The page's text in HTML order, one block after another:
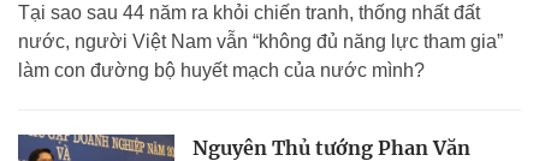
Tại sao sau 44 năm ra khỏi chiến tranh, thống nhất đất
nước, người Việt Nam vẫn “không đủ năng lực tham gia”
làm con đường bộ huyết mạch của nước mình?
Nguyên Thủ tướng Phan Văn